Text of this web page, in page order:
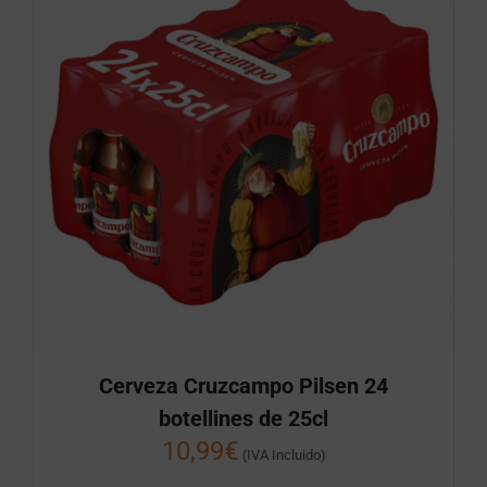
Cerveza Cruzcampo Pilsen 24
botellines de 25cl
10,99€ (IVA Incluido)